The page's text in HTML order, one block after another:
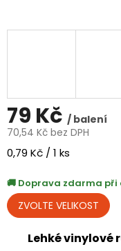
79 Kč / balení
70,54 Kč bez DPH
Měrná
0,79 Kč / 1 ks
Doprava zdarma při
Lehké vinylové